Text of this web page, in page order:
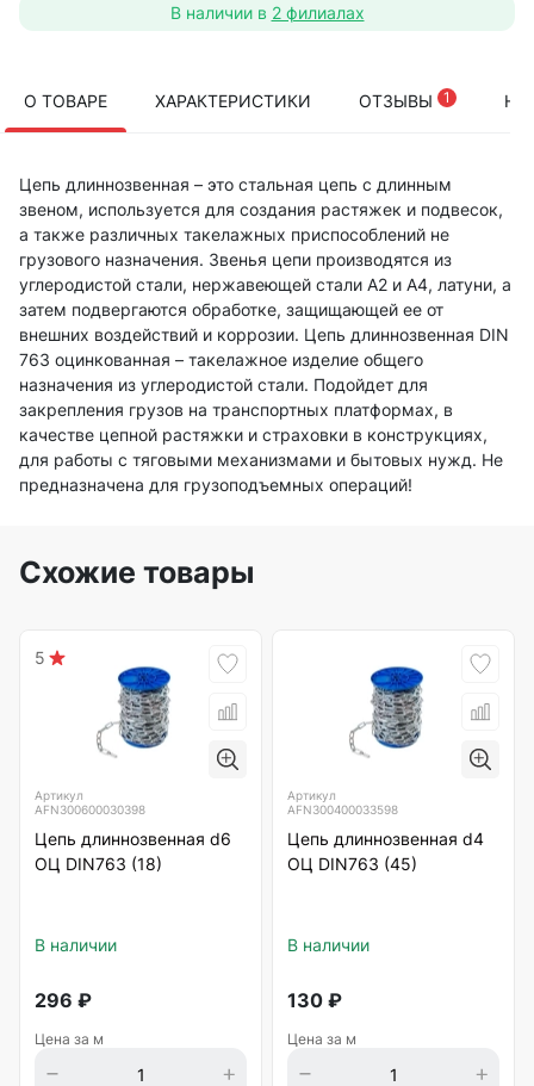
В наличии в 2 филиалах
О ТОВАРЕ ХАРАКТЕРИСТИКИ ОТЗЫВЫ 1
Цепь длиннозвенная – это стальная цепь с длинным
звеном, используется для создания растяжек и подвесок,
а также различных такелажных приспособлений не
грузового назначения. Звенья цепи производятся из
углеродистой стали, нержавеющей стали А2 и А4, латуни, а
затем подвергаются обработке, защищающей ее от
внешних воздействий и коррозии. Цепь длиннозвенная DIN
763 оцинкованная – такелажное изделие общего
назначения из углеродистой стали. Подойдет для
закрепления грузов на транспортных платформах, в
качестве цепной растяжки и страховки в конструкциях,
для работы с тяговыми механизмами и бытовых нужд. Не
предназначена для грузоподъемных операций!
Схожие товары
5
Артикул
AFN300600030398
Цепь длиннозвенная d6
ОЦ DIN763 (18)
В наличии
296 ₽
Цена за м
Артикул
AFN300400033598
Цепь длиннозвенная d4
ОЦ DIN763 (45)
В наличии
130 ₽
Цена за м